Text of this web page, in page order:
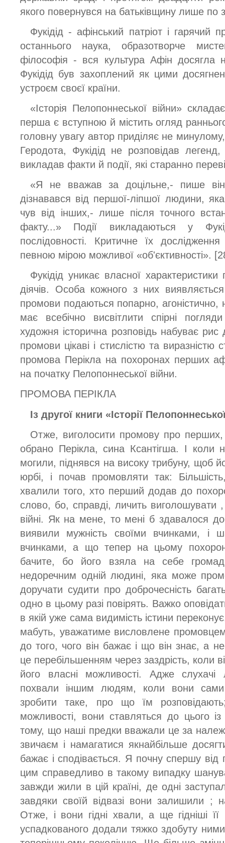
якого повернувся на батьківщину лише по
Фукідід - афінський патріот і гарячий
останнього наука, образотворче
філософія - вся культура Афін досягла
Фукідід був захоплений як цими
устроєм своєї країни.
«Історія Пелопоннеської війни»
перша є вступною й містить огляд раннього
головну увагу автор приділяє не
Геродота, Фукідід не розповідав
викладав факти й події, які старанно
«Я не вважав за доцільне,- пише
дізнавався від першої-ліпшої людини,
чув від інших,- лише після точного
факту...» Події викладаються у
послідовності. Критичне їх
певною мірою можливої «об'єктивності».
Фукідід уникає власної
діячів. Особа кожного з них
промови подаються попарно,
має всебічно висвітлити спірні
художня історична розповідь набуває рис
промови цікаві і стислістю та
промова Перікла на похоронах перших
на початку Пелопоннеської війни.
ПРОМОВА ПЕРІКЛА
Із другої книги «Історії
Отже, виголосити промову про перших,
обрано Перікла, сина Ксантігша. І коли
могили, піднявся на високу трибуну, щоб
юрбі, і почав промовляти так:
хвалили того, хто перший додав до
слово, бо, справді, личить виголошувати
війні. Як на мене, то мені б здавалося
виявили мужність своїми вчинками, і
вчинками, а що тепер на цьому
бачите, бо його взяла на себе
недоречним одній людині, яка може
доручати судити про доброчесність
одно в цьому разі повірять. Важко
в якій уже сама видимість істини
мабуть, уважатиме висловлене
до того, чого він бажає і що він знає, а
це перебільшенням через заздрість, коли
його власні можливості. Адже слухачі
похвали іншим людям, коли вони
зробити таке, про що їм
можливості, вони ставляться до цього
тому, що наші предки вважали це за
звичаєм і намагатися якнайбільше
бажає і сподівається. Я почну спершу від
цим справедливо в такому випадку
завжди жили в цій країні, де одні
завдяки своїй відвазі вони залишили ;
Отже, і вони гідні хвали, а ще гідніші
успадкованого додали тяжко здобуту